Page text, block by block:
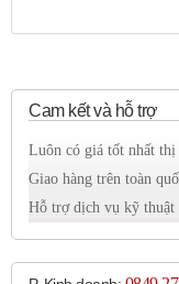
Điều khiển tải:
Tải nhiệt:
Tải động cơ:
Tải chiếu
Thiết bị bán
Cam kết và hỗ trợ
Luôn có giá tốt nhất
Giao hàng trên toàn
Hỗ trợ dịch vụ kỹ thuật